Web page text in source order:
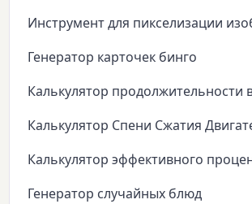
Инструмент для пикселизации
Генератор карточек бинго
Калькулятор продолжительности
Калькулятор Спени Сжатия
Калькулятор эффективного
Генератор случайных блюд